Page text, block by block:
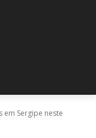
em Sergipe neste